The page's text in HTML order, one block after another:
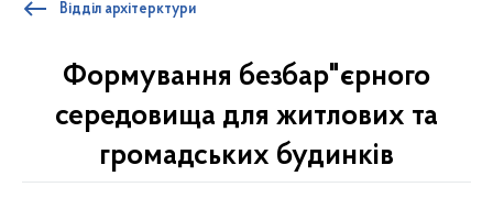
Відділ архітерктури
Формування безбар"єрного
середовища для житлових та
громадських будинків